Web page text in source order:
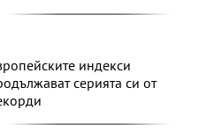
индекси
серията си от